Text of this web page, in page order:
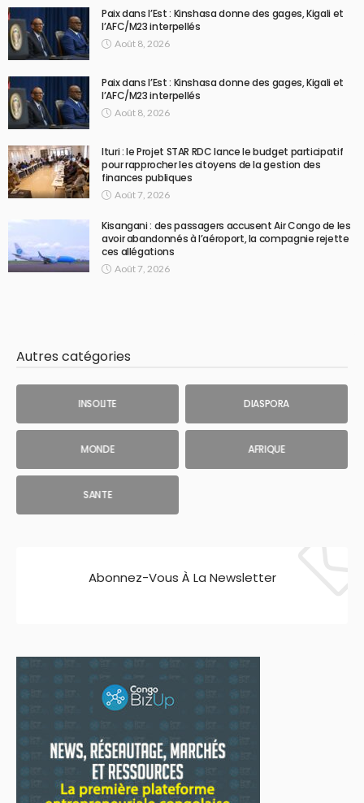
Paix dans l’Est : Kinshasa donne des gages, Kigali et
l’AFC/M23 interpellés
Août 8, 2026
Paix dans l’Est : Kinshasa donne des gages, Kigali et
l’AFC/M23 interpellés
Août 8, 2026
Ituri : le Projet STAR RDC lance le budget participatif
pour rapprocher les citoyens de la gestion des
finances publiques
Août 7, 2026
Kisangani : des passagers accusent Air Congo de les
avoir abandonnés à l’aéroport, la compagnie rejette
ces allégations
Août 7, 2026
Autres catégories
INSOLITE DIASPORA
MONDE AFRIQUE
SANTE
Abonnez-Vous À La Newsletter